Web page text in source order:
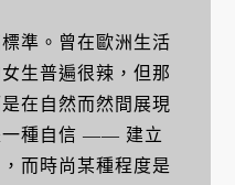
準。曾在歐洲生活
生普遍很辣，但那
在自然而然間展現
一種自信 —— 建立
而時尚某種程度是